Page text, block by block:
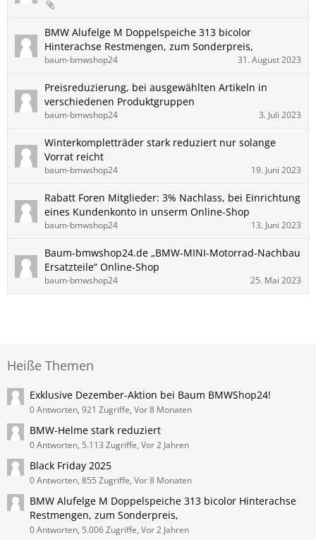
BMW Alufelge M Doppelspeiche 313 bicolor
Hinterachse Restmengen, zum Sonderpreis,
baum-bmwshop24 31. August 2023
Preisreduzierung, bei ausgewählten Artikeln in
verschiedenen Produktgruppen
baum-bmwshop24 3. Juli 2023
Winterkompletträder stark reduziert nur solange
Vorrat reicht
baum-bmwshop24 19. Juni 2023
Rabatt Foren Mitglieder: 3% Nachlass, bei Einrichtung
eines Kundenkonto in unserm Online-Shop
baum-bmwshop24 13. Juni 2023
Baum-bmwshop24.de „BMW-MINI-Motorrad-Nachbau
Ersatzteile“ Online-Shop
baum-bmwshop24 25. Mai 2023
Heiße Themen
Exklusive Dezember-Aktion bei Baum BMWShop24!
0 Antworten, 921 Zugriffe, Vor 8 Monaten
BMW-Helme stark reduziert
0 Antworten, 5.113 Zugriffe, Vor 2 Jahren
Black Friday 2025
0 Antworten, 855 Zugriffe, Vor 8 Monaten
BMW Alufelge M Doppelspeiche 313 bicolor Hinterachse
Restmengen, zum Sonderpreis,
0 Antworten, 5.006 Zugriffe, Vor 2 Jahren